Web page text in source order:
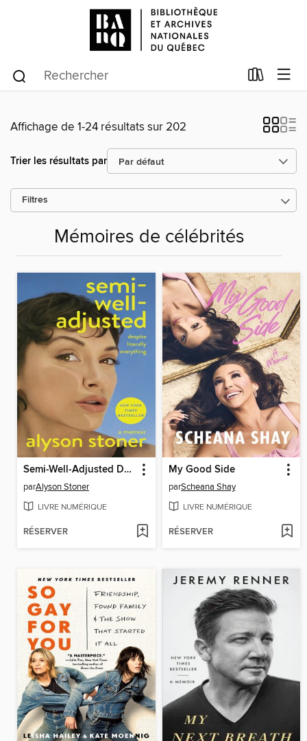
Affichage de 1-24 résultats sur 202
Trier les résultats par
Filtres
Mémoires de célébrités
Semi-Well-Adjusted Despite Literally Everything
parAlyson Stoner
LIVRE NUMÉRIQUE
RÉSERVER
My Good Side
parScheana Shay
LIVRE NUMÉRIQUE
RÉSERVER